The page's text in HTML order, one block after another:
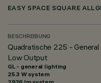
EASY SPACE SQUARE
BESCHREIBUNG
Quadratische 225 -
Low Output
GL - general lighting
25.3 W system